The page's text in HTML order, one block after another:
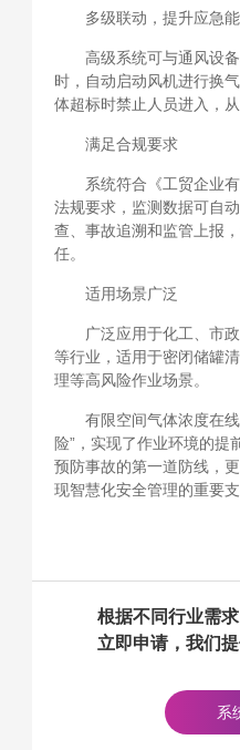
多级联动，提升应急
高级系统可与通风设
时，自动启动风机进行换
体超标时禁止人员进入，从
满足合规要求
系统符合《工贸企业
法规要求，监测数据可自
查、事故追溯和监管上报
任。
适用场景广泛
广泛应用于化工、市
等行业，适用于密闭储罐
理等高风险作业场景。
有限空间气体浓度在
险”，实现了作业环境的提
预防事故的第一道防线，
现智慧化安全管理的重要支
根据不同行业需
立即申请，我们
系